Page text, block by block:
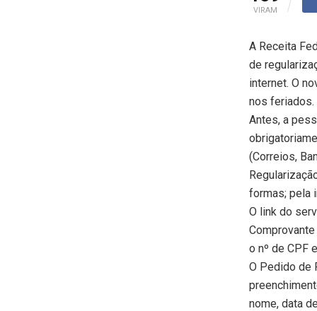
VIRAM
A Receita
de
internet. O
nos feriados.
Antes, a
(Correios,
formas; pela
O link do
o nº de CPF
O Pedido de
nome, data